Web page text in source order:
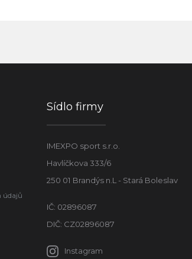
údajů
Sídlo firmy
IMEXPO sport s.r.o.
Havlíčkova 333/6
250 01 Brandýs n.L - Stará Boleslav
IČ: 02896087
DIČ: CZ02896087
Instagram